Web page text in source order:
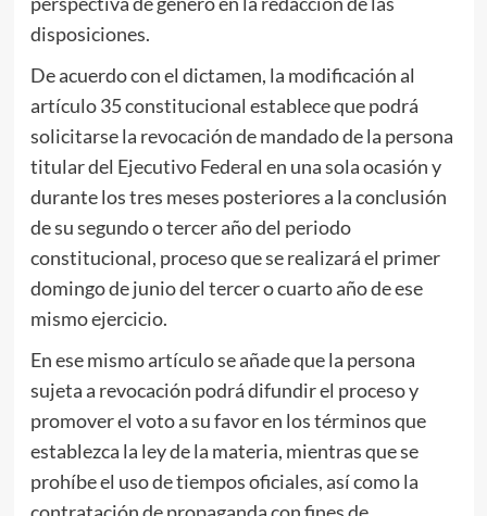
disposiciones.
De acuerdo con el dictamen, la modificación al
artículo 35 constitucional establece que podrá
solicitarse la revocación de mandado de la persona
titular del Ejecutivo Federal en una sola ocasión y
durante los tres meses posteriores a la conclusión
de su segundo o tercer año del periodo
constitucional, proceso que se realizará el primer
domingo de junio del tercer o cuarto año de ese
mismo ejercicio.
En ese mismo artículo se añade que la persona
sujeta a revocación podrá difundir el proceso y
promover el voto a su favor en los términos que
establezca la ley de la materia, mientras que se
prohíbe el uso de tiempos oficiales, así como la